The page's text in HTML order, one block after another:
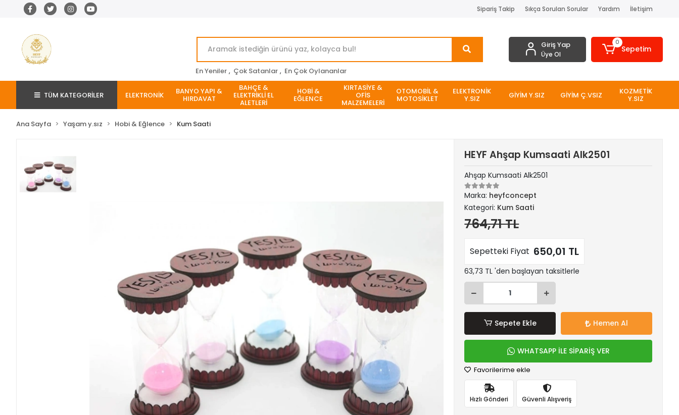
Sipariş Takip Sıkça Sorulan Sorular Yardım İletişim
En Yeniler , Çok Satanlar , En Çok Oylananlar
Giriş Yap
Üye Ol
0
Sepetim
TÜM KATEGORİLER ELEKTRONİK BANYO YAPI &
HIRDAVAT
BAHÇE &
ELEKTRİKLİ EL
ALETLERİ
HOBİ &
EĞLENCE
KIRTASİYE &
OFİS
MALZEMELERİ
OTOMOBİL &
MOTOSİKLET
ELEKTRONİK
Y.SIZ GİYİM Y.SIZ GİYİM Ç.VSIZ KOZMETİK
Y.SIZ
Ana Sayfa Yaşam y.sız Hobi & Eğlence Kum Saati
HEYF Ahşap Kumsaati Alk2501
Ahşap Kumsaati Alk2501
Marka: heyfconcept
Kategori: Kum Saati
764,71 TL
Sepetteki Fiyat 650,01 TL
63,73 TL 'den başlayan taksitlerle
Sepete Ekle Hemen Al
WHATSAPP İLE SİPARİŞ VER
Favorilerime ekle
Hızlı Gönderi Güvenli Alışveriş